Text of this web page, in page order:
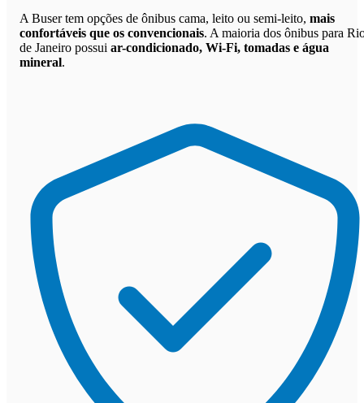
A Buser tem opções de ônibus cama, leito ou semi-leito, mais
confortáveis que os convencionais. A maioria dos ônibus para
de Janeiro possui ar-condicionado, Wi-Fi, tomadas e água
mineral.